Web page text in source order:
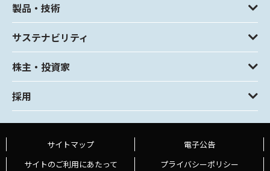
製品・技術
サステナビリティ
株主・投資家
採用
サイトマップ
電子公告
サイトのご利用にあたって
プライバシーポリシー